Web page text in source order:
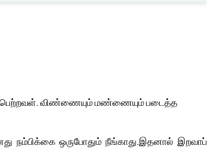
பெற்றவள். விண்ணையும் மண்ணையும் படைத்த
நம்பிக்கை ஒருபோதும் நீங்காது.இதனால் இறவாப்